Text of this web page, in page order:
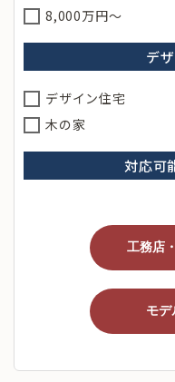
8,000万円〜
デ
デザイン住宅
木の家
対応可